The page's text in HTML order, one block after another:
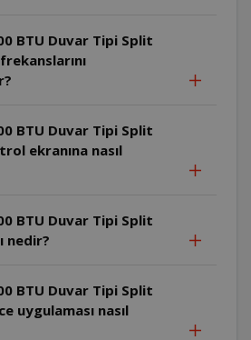
BTU Duvar Tipi Split
BTU Duvar Tipi Split
ekranına nasıl
BTU Duvar Tipi Split
nedir?
BTU Duvar Tipi Split
uygulaması nasıl